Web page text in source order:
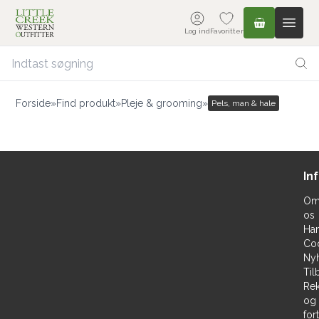
Log indFavoritter
Forside»Find produkt»Pleje & grooming» Pels, man & hale
os
og